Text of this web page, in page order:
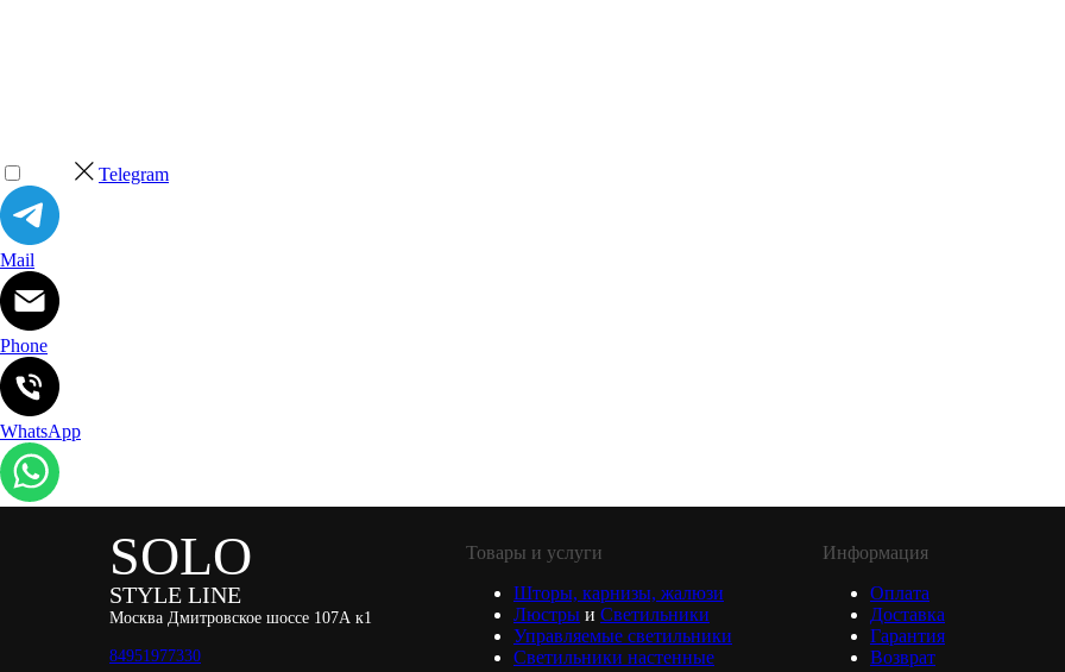
Telegram
Mail
Phone
WhatsApp
SOLO
STYLE LINE
Москва Дмитровское шоссе 107А к1
84951977330
Товары и услуги
Шторы, карнизы, жалюзи
Люстры и Светильники
Управляемые светильники
Светильники настенные
Информация
Оплата
Доставка
Гарантия
Возврат